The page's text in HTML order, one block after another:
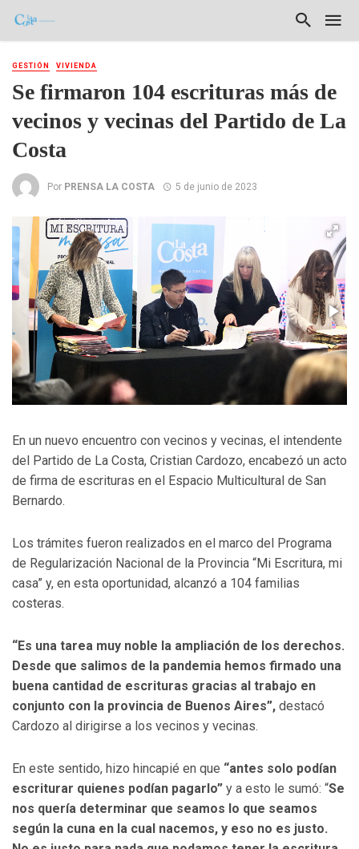
GESTIÓN VIVIENDA
Se firmaron 104 escrituras más de
vecinos y vecinas del Partido de La
Costa
Por PRENSA LA COSTA 5 de junio de 2023
En un nuevo encuentro con vecinos y vecinas, el intendente
del Partido de La Costa, Cristian Cardozo, encabezó un acto
de firma de escrituras en el Espacio Multicultural de San
Bernardo.
Los trámites fueron realizados en el marco del Programa
de Regularización Nacional de la Provincia “Mi Escritura, mi
casa” y, en esta oportunidad, alcanzó a 104 familias
costeras.
“Es una tarea muy noble la ampliación de los derechos.
Desde que salimos de la pandemia hemos firmado una
buena cantidad de escrituras gracias al trabajo en
conjunto con la provincia de Buenos Aires”, destacó
Cardozo al dirigirse a los vecinos y vecinas.
En este sentido, hizo hincapié en que “antes solo podían
escriturar quienes podían pagarlo” y a esto le sumó: “Se
nos quería determinar que seamos lo que seamos
según la cuna en la cual nacemos, y eso no es justo.